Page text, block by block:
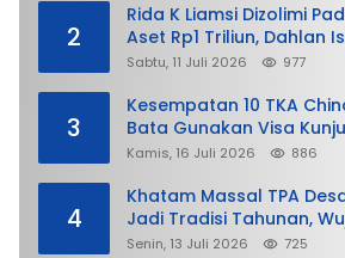
2
Rida K Liamsi Dizolimi
Aset Rp1 Triliun, Dahlan
Membela
Sabtu, 11 Juli 2026 977
3
Kesempatan 10 TKA
Bata Gunakan Visa
Lunak Ditjen Imigrasi
Kamis, 16 Juli 2026 886
4
Khatam Massal TPA
Jadi Tradisi Tahunan,
Qurani
Senin, 13 Juli 2026 725